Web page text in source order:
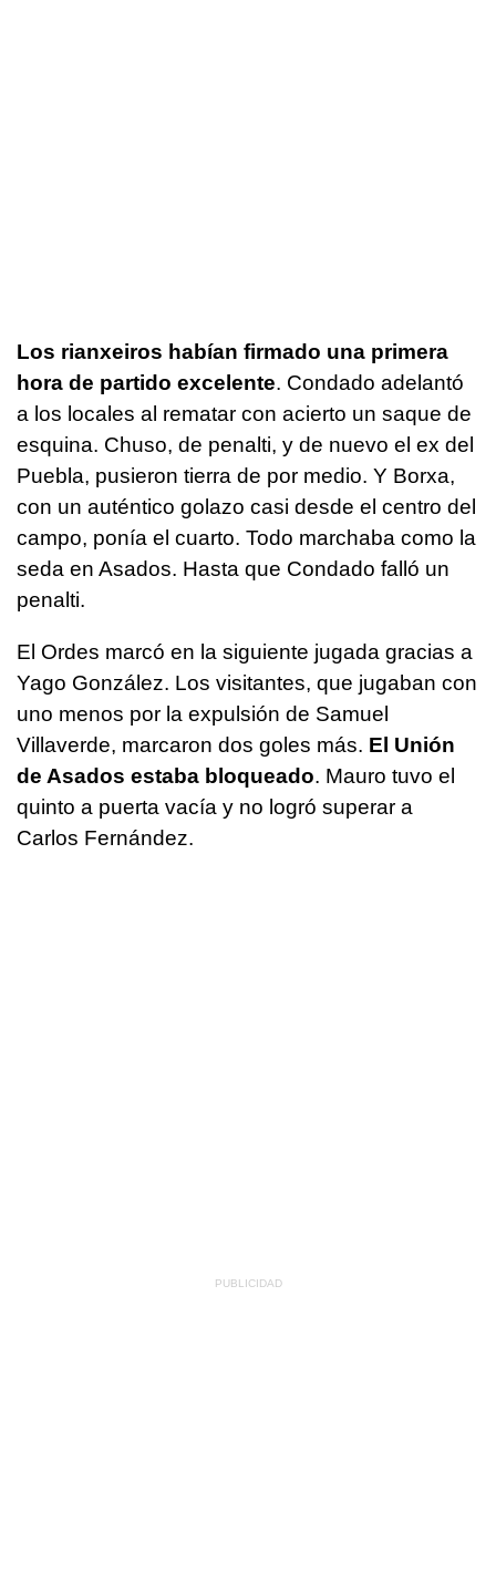
Los rianxeiros habían firmado una primera
hora de partido excelente. Condado adelantó
a los locales al rematar con acierto un saque de
esquina. Chuso, de penalti, y de nuevo el ex del
Puebla, pusieron tierra de por medio. Y Borxa,
con un auténtico golazo casi desde el centro del
campo, ponía el cuarto. Todo marchaba como la
seda en Asados. Hasta que Condado falló un
penalti.
El Ordes marcó en la siguiente jugada gracias a
Yago González. Los visitantes, que jugaban con
uno menos por la expulsión de Samuel
Villaverde, marcaron dos goles más. El Unión
de Asados estaba bloqueado. Mauro tuvo el
quinto a puerta vacía y no logró superar a
Carlos Fernández.